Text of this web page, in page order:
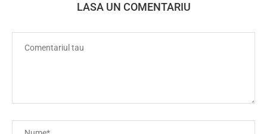
LASA UN COMENTARIU